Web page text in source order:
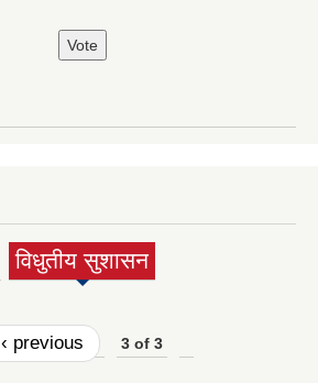
विधुतीय सुशासन
(active tab)
‹ previous 3 of 3